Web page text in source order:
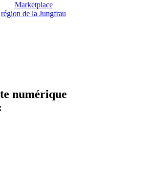
Marketplace
région de la Jungfrau
numérique